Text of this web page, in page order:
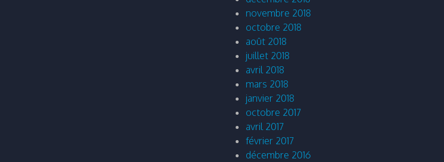
novembre 2018
octobre 2018
août 2018
juillet 2018
avril 2018
mars 2018
janvier 2018
octobre 2017
avril 2017
février 2017
décembre 2016